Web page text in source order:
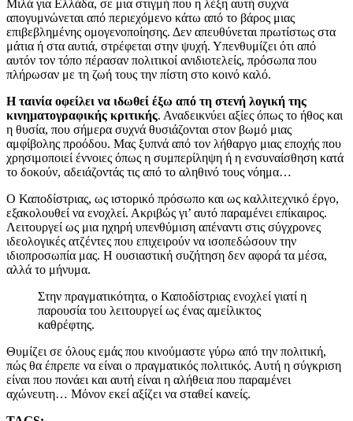
Μιλά για Ελλάδα, σε μια στιγμή που η λέξη αυτή συχνά
απογυμνώνεται από περιεχόμενο κάτω από το βάρος μιας
επιβεβλημένης ομογενοποίησης. Δεν απευθύνεται πρωτίστως στα
μάτια ή στα αυτιά, στρέφεται στην ψυχή. Υπενθυμίζει ότι από
αυτόν τον τόπο πέρασαν πολιτικοί ανιδιοτελείς, πρόσωπα που
πλήρωσαν με τη ζωή τους την πίστη στο κοινό καλό.
Η ταινία οφείλει να ιδωθεί έξω από τη στενή λογική της
κινηματογραφικής κριτικής. Αναδεικνύει αξίες όπως το ήθος και
η θυσία, που σήμερα συχνά θυσιάζονται στον βωμό μιας
αμφίβολης προόδου. Μας ξυπνά από τον λήθαργο μιας εποχής που
χρησιμοποιεί έννοιες όπως η συμπερίληψη ή η ενσυναίσθηση κατά
το δοκούν, αδειάζοντάς τις από το αληθινό τους νόημα…
Ο Καποδίστριας, ως ιστορικό πρόσωπο και ως καλλιτεχνικό έργο,
εξακολουθεί να ενοχλεί. Ακριβώς γι’ αυτό παραμένει επίκαιρος.
Λειτουργεί ως μια ηχηρή υπενθύμιση απέναντι στις σύγχρονες
ιδεολογικές ατζέντες που επιχειρούν να ισοπεδώσουν την
ιδιοπροσωπία μας. Η ουσιαστική συζήτηση δεν αφορά τα μέσα,
αλλά το μήνυμα.
Στην πραγματικότητα, ο Καποδίστριας ενοχλεί γιατί η
παρουσία του λειτουργεί ως ένας αμείλικτος
καθρέφτης.
Θυμίζει σε όλους εμάς που κινούμαστε γύρω από την πολιτική,
πώς θα έπρεπε να είναι ο πραγματικός πολιτικός. Αυτή η σύγκριση
είναι που πονάει και αυτή είναι η αλήθεια που παραμένει
αχώνευτη… Μόνον εκεί αξίζει να σταθεί κανείς.